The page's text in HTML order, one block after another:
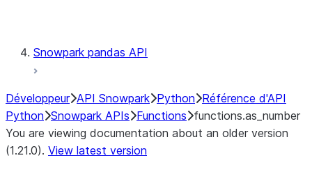
Snowpark pandas API
Développeur API Snowpark Python Référence d'API
Python Snowpark APIs Functions functions.as_number
You are viewing documentation about an older version
(1.21.0). View latest version